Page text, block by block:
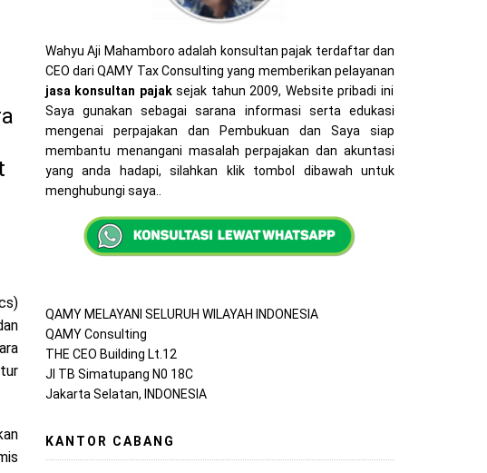
Wahyu Aji Mahamboro adalah konsultan pajak terdaftar dan
CEO dari QAMY Tax Consulting yang memberikan pelayanan
jasa konsultan pajaksejak tahun 2009, Website pribadi ini
Saya gunakan sebagai sarana informasi serta edukasi
mengenai perpajakan dan Pembukuan dan Saya siap
membantu menangani masalah perpajakan dan akuntasi
yang anda hadapi, silahkan klik tombol dibawah untuk
menghubungi saya..
QAMY MELAYANI SELURUH WILAYAH INDONESIA
QAMY Consulting
THE CEO Building Lt.12
Jl TB Simatupang N0 18C
Jakarta Selatan, INDONESIA
KANTOR CABANG